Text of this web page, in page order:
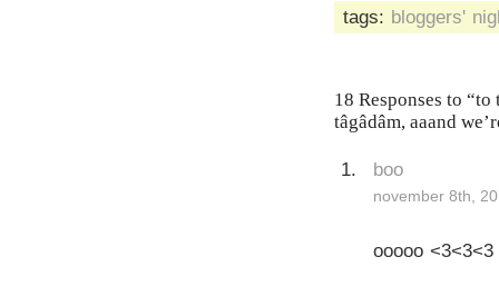
tags: bloggers'
18 Responses to
tâgâdâm, aaand
boo
november 8th,
ooooo <3<3<3